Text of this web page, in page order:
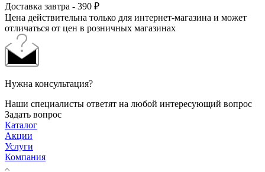
Доставка завтра - 390 ₽
Цена действительна только для интернет-магазина и может
отличаться от цен в розничных магазинах
Нужна консультация?
Наши специалисты ответят на любой интересующий вопрос
Задать вопрос
Каталог
Акции
Услуги
Компания